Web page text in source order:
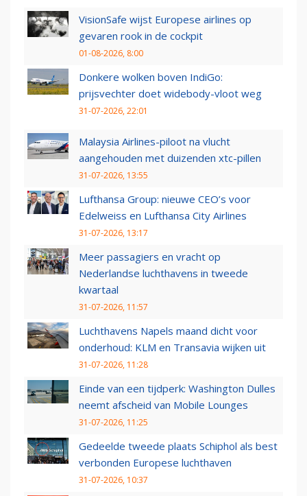
VisionSafe wijst Europese airlines op
gevaren rook in de cockpit
01-08-2026, 8:00
Donkere wolken boven IndiGo:
prijsvechter doet widebody-vloot weg
31-07-2026, 22:01
Malaysia Airlines-piloot na vlucht
aangehouden met duizenden xtc-pillen
31-07-2026, 13:55
Lufthansa Group: nieuwe CEO’s voor
Edelweiss en Lufthansa City Airlines
31-07-2026, 13:17
Meer passagiers en vracht op
Nederlandse luchthavens in tweede
kwartaal
31-07-2026, 11:57
Luchthavens Napels maand dicht voor
onderhoud: KLM en Transavia wijken uit
31-07-2026, 11:28
Einde van een tijdperk: Washington Dulles
neemt afscheid van Mobile Lounges
31-07-2026, 11:25
Gedeelde tweede plaats Schiphol als best
verbonden Europese luchthaven
31-07-2026, 10:37